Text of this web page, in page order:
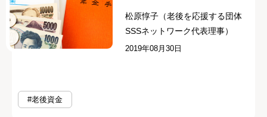
松原惇子（老後を応援する団体
SSSネットワーク代表理事）
2019年08月30日
#老後資金